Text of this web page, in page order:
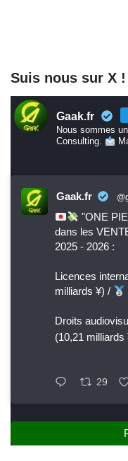
Suis nous sur X !
Gaak.fr
Nous sommes
Consulting.
Gaak.fr
"ONE
dans les
2025 - 2026 :
Licences
milliards ¥) /
Droits
(10,21 milliards
29